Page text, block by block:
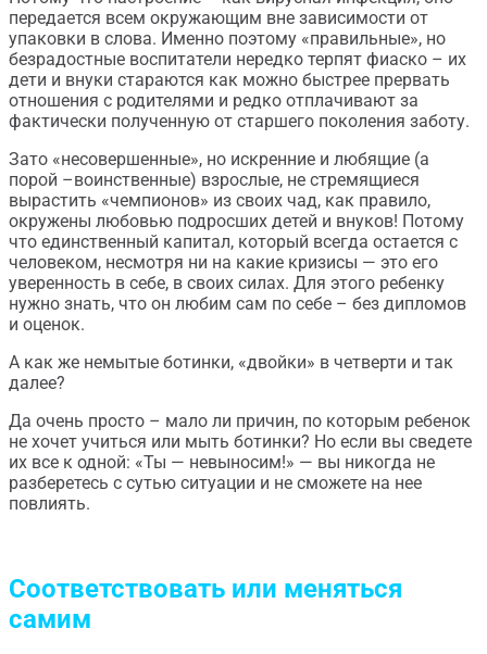
передается всем окружающим вне зависимости от
упаковки в слова. Именно поэтому «правильные», но
безрадостные воспитатели нередко терпят фиаско – их
дети и внуки стараются как можно быстрее прервать
отношения с родителями и редко отплачивают за
фактически полученную от старшего поколения заботу.
Зато «несовершенные», но искренние и любящие (а
порой –воинственные) взрослые, не стремящиеся
вырастить «чемпионов» из своих чад, как правило,
окружены любовью подросших детей и внуков! Потому
что единственный капитал, который всегда остается с
человеком, несмотря ни на какие кризисы — это его
уверенность в себе, в своих силах. Для этого ребенку
нужно знать, что он любим сам по себе – без дипломов
и оценок.
А как же немытые ботинки, «двойки» в четверти и так
далее?
Да очень просто – мало ли причин, по которым ребенок
не хочет учиться или мыть ботинки? Но если вы сведете
их все к одной: «Ты — невыносим!» — вы никогда не
разберетесь с сутью ситуации и не сможете на нее
повлиять.
Соответствовать или меняться
самим